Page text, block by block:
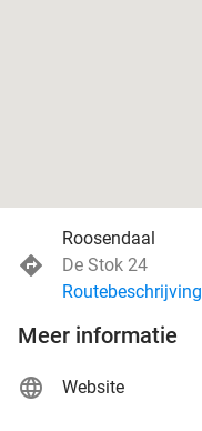
Roosendaal
De Stok 24
Routebeschrijving
Meer informatie
Website